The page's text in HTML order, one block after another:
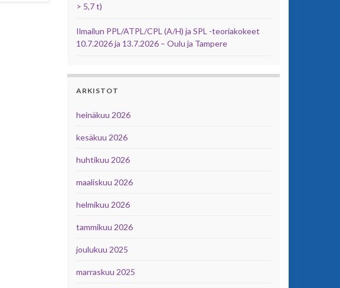
> 5,7 t)
Ilmailun PPL/ATPL/CPL (A/H) ja SPL -teoriakokeet
10.7.2026 ja 13.7.2026 – Oulu ja Tampere
ARKISTOT
heinäkuu 2026
kesäkuu 2026
huhtikuu 2026
maaliskuu 2026
helmikuu 2026
tammikuu 2026
joulukuu 2025
marraskuu 2025